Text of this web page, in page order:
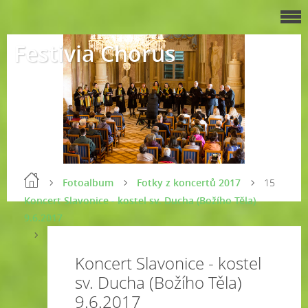
Festivia Chorus
Fotoalbum
Fotky z koncertů 2017
Koncert Slavonice - kostel sv. Ducha (Božího Těla)
9.6.2017
15
Koncert Slavonice - kostel
sv. Ducha (Božího Těla)
9.6.2017